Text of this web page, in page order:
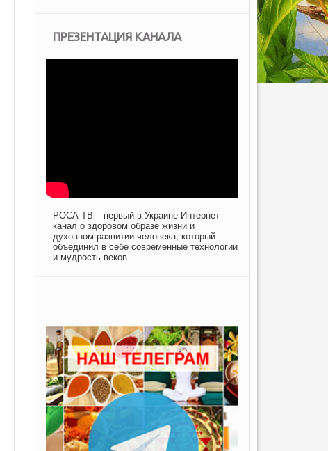
ПРЕЗЕНТАЦИЯ КАНАЛА
РОСА ТВ – первый в Украине Интернет
канал о здоровом образе жизни и
духовном развитии человека, который
объединил в себе современные технологии
и мудрость веков.